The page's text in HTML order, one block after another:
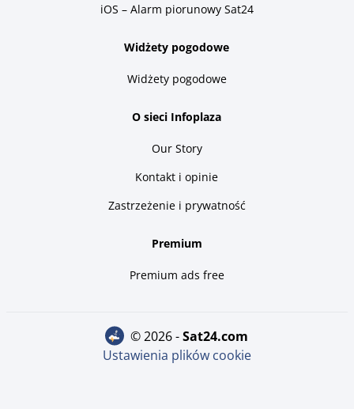
iOS – Alarm piorunowy Sat24
Widżety pogodowe
Widżety pogodowe
O sieci Infoplaza
Our Story
Kontakt i opinie
Zastrzeżenie i prywatność
Premium
Premium ads free
© 2026 - sat24.com
Ustawienia plików cookie